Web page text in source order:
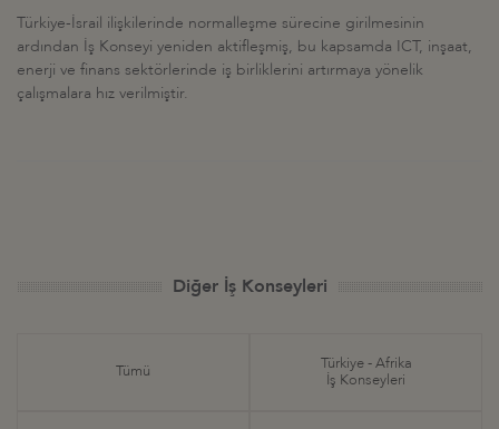
Türkiye-İsrail ilişkilerinde normalleşme sürecine girilmesinin
ardından İş Konseyi yeniden aktifleşmiş, bu kapsamda ICT, inşaat,
enerji ve finans sektörlerinde iş birliklerini artırmaya yönelik
çalışmalara hız verilmiştir.
Diğer İş Konseyleri
Tümü
Türkiye - Afrika
İş Konseyleri